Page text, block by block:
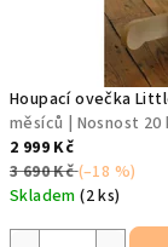
Houpací ovečka
měsíců | Nosnost 20
2 999 Kč
3 690 Kč(–18 %)
Skladem(2 ks)